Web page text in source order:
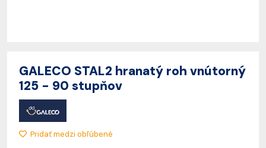
GALECO STAL2 hranatý roh vnútorný
125 - 90 stupňov
Pridať medzi obľúbené